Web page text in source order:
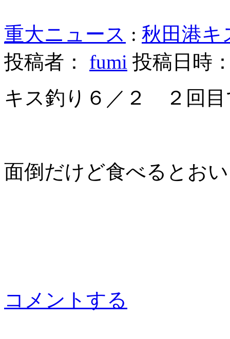
重大ニュース : 秋田港キ
投稿者： fumi 投稿日時
キス釣り６／２ ２回目
面倒だけど食べるとお
コメントする